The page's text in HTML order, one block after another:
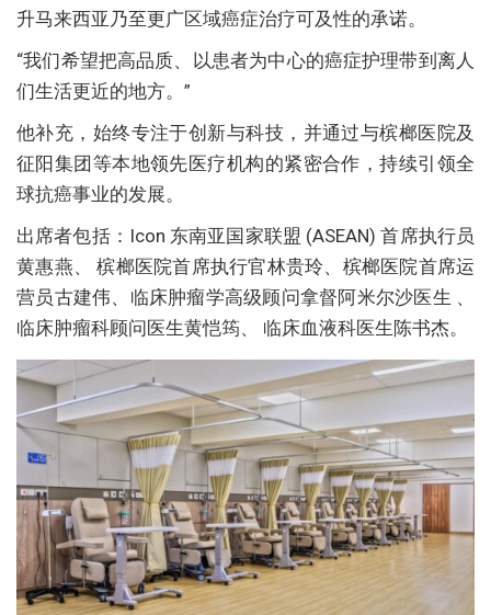
升马来西亚乃至更广区域癌症治疗可及性的承诺。
“我们希望把高品质、以患者为中心的癌症护理带到离人
们生活更近的地方。”
他补充，始终专注于创新与科技，并通过与槟榔医院及
征阳集团等本地领先医疗机构的紧密合作，持续引领全
球抗癌事业的发展。
出席者包括：Icon 东南亚国家联盟 (ASEAN) 首席执行员
黄惠燕、 槟榔医院首席执行官林贵玲、槟榔医院首席运
营员古建伟、临床肿瘤学高级顾问拿督阿米尔沙医生 、
临床肿瘤科顾问医生黄恺筠、 临床血液科医生陈书杰。